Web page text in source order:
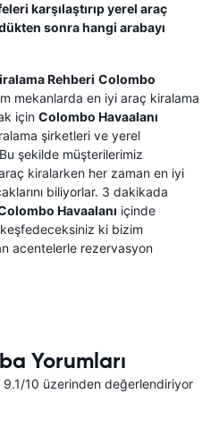
karşılaştırıp yerel araç
sonra hangi arabayı
Rehberi Colombo
mekanlarda en iyi araç kiralama
için Colombo Havaalanı
şirketleri ve yerel
şekilde müşterilerimiz
kiralarken her zaman en iyi
biliyorlar. 3 dakikada
Havaalanı içinde
keşfedeceksiniz ki bizim
acentelerle rezervasyon
Yorumları
10 üzerinden değerlendiriyor